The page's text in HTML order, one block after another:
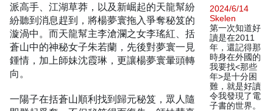
派高手、江湖草莽，以及新崛起的天龍幫紛
紛聽到消息趕到，將楊夢寰拖入爭奪秘笈的
漩渦中。而天龍幫主李滄瀾之女李瑤紅、括
蒼山中的神秘女子朱若蘭，先後對夢寰一見
鍾情，加上師妹沈霞琳，更讓楊夢寰暈頭轉
向。
一陽子在括蒼山順利找到歸元秘笈，眾人隨
2024/6/14
Skelen
第一次知道好
讀是在2011
年，還記得那
時身在外國的
我要找<那些
年>是十分困
難，就是好讀
令我發現了電
子書的世界。